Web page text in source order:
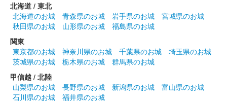
北海道 / 東北
北海道のお城
青森県のお城 岩手県のお城
宮城県のお城
秋田県のお城
山形県のお城
福島県のお城
関東
東京都のお城
神奈川県のお城 千葉県のお城
埼玉県のお城
茨城県のお城
栃木県のお城
群馬県のお城
甲信越 / 北陸
山梨県のお城
長野県のお城 新潟県のお城
富山県のお城
石川県のお城
福井県のお城